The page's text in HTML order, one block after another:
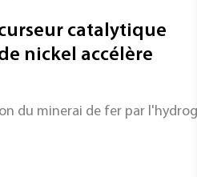
catalytique
nickel accélère
du minerai de fer par